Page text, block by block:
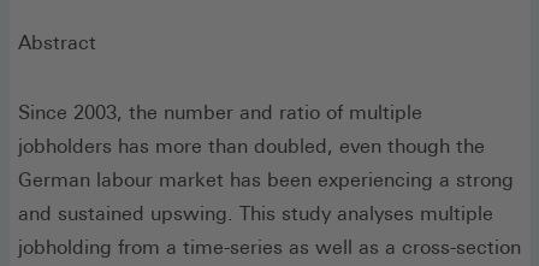
Abstract
Since 2003, the number and ratio of multiple
jobholders has more than doubled, even though the
German labour market has been experiencing a strong
and sustained upswing. This study analyses multiple
jobholding from a time-series as well as a cross-section